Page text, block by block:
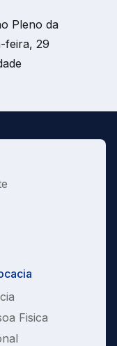
Pleno da
feira, 29
Fisica